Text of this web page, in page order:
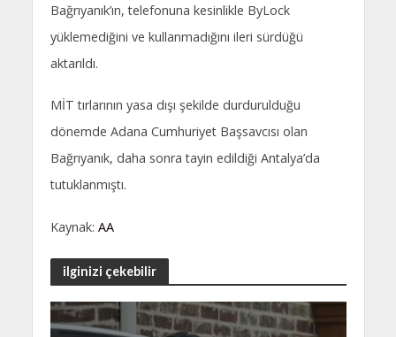
Bağrıyanık’ın, telefonuna kesinlikle ByLock
yüklemediğini ve kullanmadığını ileri sürdüğü
aktarıldı.
MİT tırlarının yasa dışı şekilde durdurulduğu
dönemde Adana Cumhuriyet Başsavcısı olan
Bağrıyanık, daha sonra tayin edildiği Antalya’da
tutuklanmıştı.
Kaynak: AA
ilginizi çekebilir